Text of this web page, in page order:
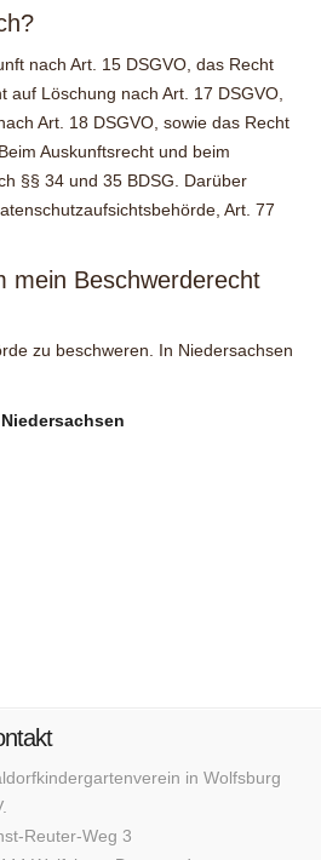
nach Art. 15 DSGVO, das Recht
Löschung nach Art. 17 DSGVO,
Art. 18 DSGVO, sowie das Recht
Auskunftsrecht und beim
§§ 34 und 35 BDSG. Darüber
Art. 77
mein Beschwerderecht
zu beschweren. In Niedersachsen
in Wolfsburg
Reuter-Weg 3